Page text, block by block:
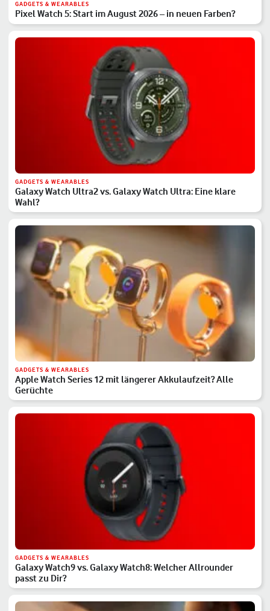
GADGETS & WEARABLES
Pixel Watch 5: Start im August 2026 – in neuen Farben?
GADGETS & WEARABLES
Galaxy Watch Ultra2 vs. Galaxy Watch Ultra: Eine klare
Wahl?
GADGETS & WEARABLES
Apple Watch Series 12 mit längerer Akkulaufzeit? Alle
Gerüchte
GADGETS & WEARABLES
Galaxy Watch9 vs. Galaxy Watch8: Welcher Allrounder
passt zu Dir?